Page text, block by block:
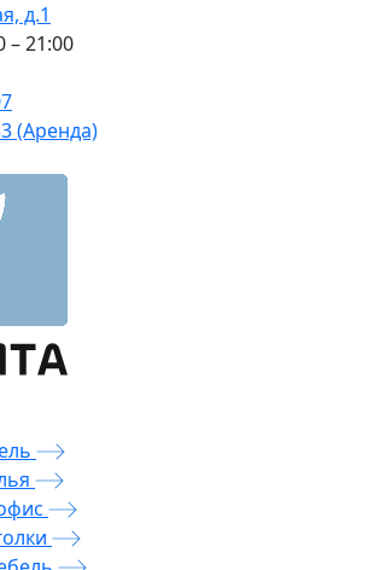
д.1
– 21:00
(Аренда)